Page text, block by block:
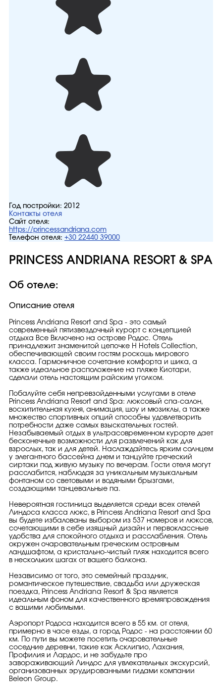
Год постройки: 2012
Контакты отеля
Сайт отеля:
https://princessandriana.com
Телефон отеля: +30 22440 39000
PRINCESS ANDRIANA RESORT & SPA
Об отеле:
Описание отеля
Princess Andriana Resort and Spa - это самый
современный пятизвездочный курорт с концепцией
отдыха Все Включено на острове Родос. Отель
принадлежит знаменитой цепочке H Hotels Collection,
обеспечивающей своим гостям роскошь мирового
класса. Гармоничное сочетание комфорта и шика, а
также идеальное расположение на пляже Киотари,
сделали отель настоящим райским уголком.
Побалуйте себя непревзойденными услугами в отеле
Princess Andriana Resort and Spa: люксовый спа-салон,
восхитительная кухня, анимация, шоу и мюзиклы, а также
множество спортивных опций способны удовлетворить
потребности даже самых взыскательных гостей.
Незабываемый отдых в ультрасовременном курорте дает
бесконечные возможности для развлечений как для
взрослых, так и для детей. Наслаждайтесь ярким солнцем
у элегантного бассейна днем и танцуйте греческий
сиртаки под живую музыку по вечерам. Гости отеля могут
расслабится, наблюдая за уникальным музыкальным
фонтаном со световыми и водяными брызгами,
создающими танцевальные па.
Невероятная гостиница выделяется среди всех отелей
Линдоса класса люкс, в Princess Andriana Resort and Spa
вы будете избалованы выбором из 537 номеров и люксов,
сочетающими в себе изящный дизайн и первоклассные
удобства для спокойного отдыха и расслабления. Отель
окружен очаровательным греческим островным
ландшафтом, а кристально-чистый пляж находится всего
в нескольких шагах от вашего балкона.
Независимо от того, это семейный праздник,
романтическое путешествие, свадьба или дружеская
поездка, Princess Andriana Resort & Spa является
идеальным фоном для качественного времяпровождения
с вашими любимыми.
Аэропорт Родоса находится всего в 55 км. от отеля,
примерно в часе езды, а город Родос - на расстоянии 60
км. По пути вы можете посетить очаровательные
соседние деревни, такие как Асклипио, Лахания,
Профилия и Лардос, и не забудьте про
завораживающий Линдос для увлекательных экскурсий,
организованных эрудированными гидами компании
Beleon Group.